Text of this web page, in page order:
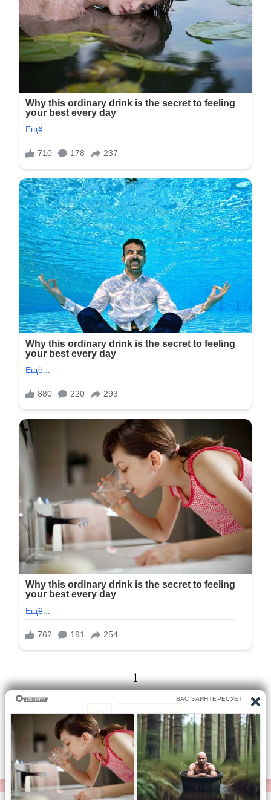
1
1/21 Следующая
Перейти на страницу: